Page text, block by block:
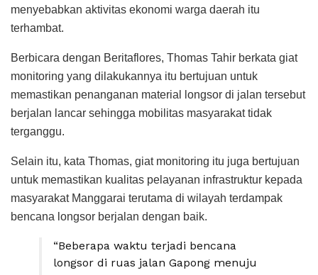
menyebabkan aktivitas ekonomi warga daerah itu
terhambat.
Berbicara dengan Beritaflores, Thomas Tahir berkata giat
monitoring yang dilakukannya itu bertujuan untuk
memastikan penanganan material longsor di jalan tersebut
berjalan lancar sehingga mobilitas masyarakat tidak
terganggu.
Selain itu, kata Thomas, giat monitoring itu juga bertujuan
untuk memastikan kualitas pelayanan infrastruktur kepada
masyarakat Manggarai terutama di wilayah terdampak
bencana longsor berjalan dengan baik.
“Beberapa waktu terjadi bencana
longsor di ruas jalan Gapong menuju